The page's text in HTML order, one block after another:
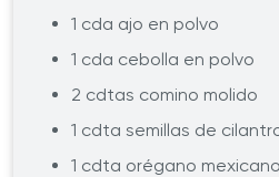
1 cda ajo en polvo
1 cda cebolla en polvo
2 cdtas comino molido
1 cdta semillas de
1 cdta orégano